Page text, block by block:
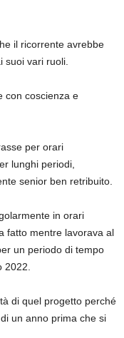
il ricorrente avrebbe
suoi vari ruoli.
con coscienza e
per orari
lunghi periodi,
senior ben retribuito.
in orari
fatto mentre lavorava al
un periodo di tempo
di quel progetto perché
un anno prima che si